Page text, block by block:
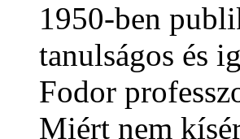
1950-ben
tanulságos és
Fodor
Miért nem